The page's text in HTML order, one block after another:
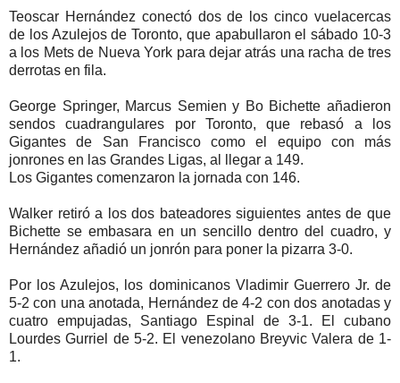
Teoscar Hernández conectó dos de los cinco vuelacercas
de los Azulejos de Toronto, que apabullaron el sábado 10-3
a los Mets de Nueva York para dejar atrás una racha de tres
derrotas en fila.
George Springer, Marcus Semien y Bo Bichette añadieron
sendos cuadrangulares por Toronto, que rebasó a los
Gigantes de San Francisco como el equipo con más
jonrones en las Grandes Ligas, al llegar a 149.
Los Gigantes comenzaron la jornada con 146.
Walker retiró a los dos bateadores siguientes antes de que
Bichette se embasara en un sencillo dentro del cuadro, y
Hernández añadió un jonrón para poner la pizarra 3-0.
Por los Azulejos, los dominicanos Vladimir Guerrero Jr. de
5-2 con una anotada, Hernández de 4-2 con dos anotadas y
cuatro empujadas, Santiago Espinal de 3-1. El cubano
Lourdes Gurriel de 5-2. El venezolano Breyvic Valera de 1-
1.